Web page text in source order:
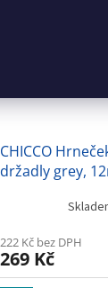
CHICCO
držadly grey,
222 Kč bez DPH
269 Kč